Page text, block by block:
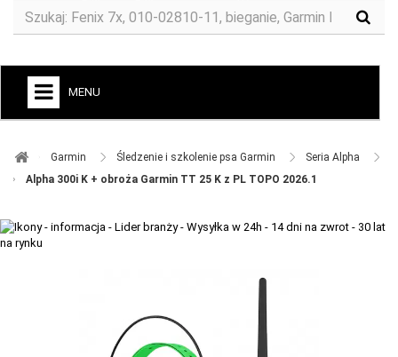
MENU
ZEGARKI DO BIEGANIA
TACX
Garmin ​ Śledzenie i szkolenie psa Garmin ​
Seria Alpha ​
Alpha 300i K + obroża Garmin TT 25 K z PL TOPO 2026.1